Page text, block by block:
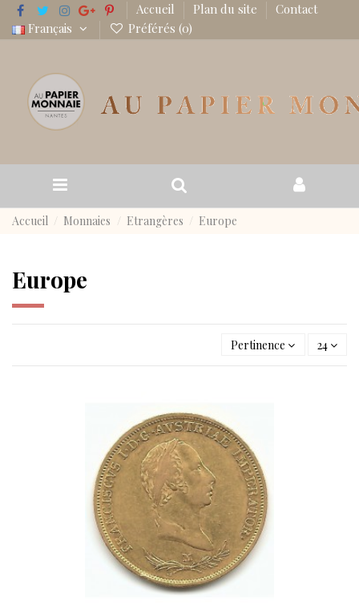
Accueil Plan du site
Contact
Français
Préférés (0)
Accueil Monnaies Etrangères Europe
Europe
Pertinence 24